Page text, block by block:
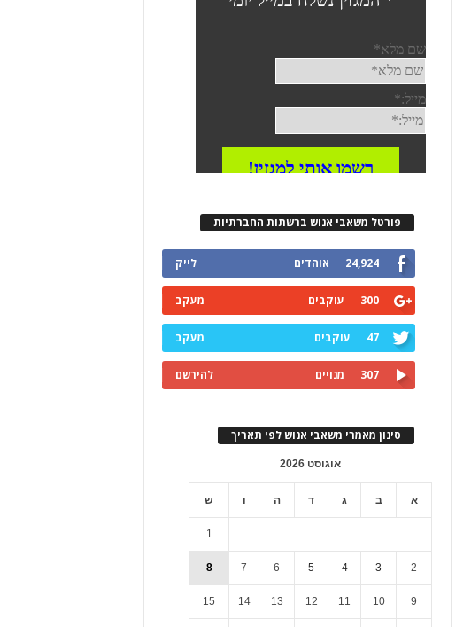
פורטל משאבי אנוש ברשתות החברתיות
24,924 אוהדים לייק
300 עוקבים מעקב
47 עוקבים מעקב
307 מנויים להירשם
סינון מאמרי משאבי אנוש לפי תאריך
אוגוסט 2026
א ב ג ד ה ו ש
1
2
3
4
5
6
7
8
9
10
11
12
13
14
15